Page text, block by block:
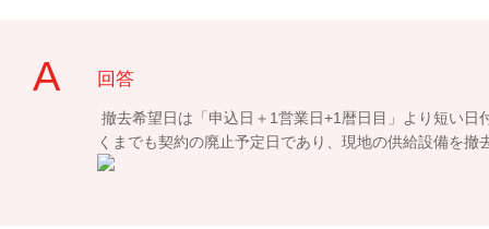
回答
撤去希望日は「申込日＋1営業日+1暦日目」より短い
くまでも契約の廃止予定日であり、現地の供給設備を撤